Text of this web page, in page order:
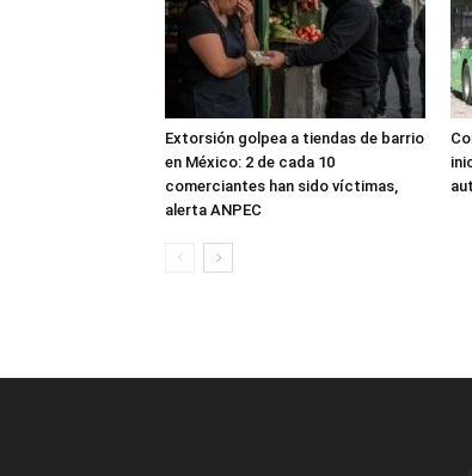
Extorsión golpea a tiendas de barrio
en México: 2 de cada 10
comerciantes han sido víctimas,
alerta ANPEC